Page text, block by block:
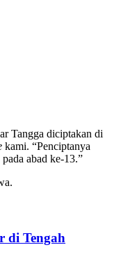
Tangga diciptakan di
kami. “Penciptanya
abad ke-13.”
di Tengah